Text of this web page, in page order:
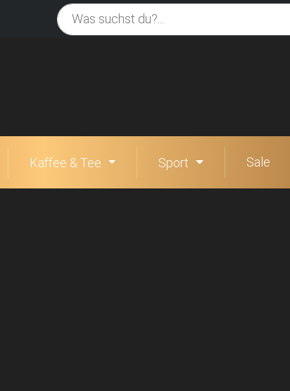
Kaffee & Tee Sport Sale